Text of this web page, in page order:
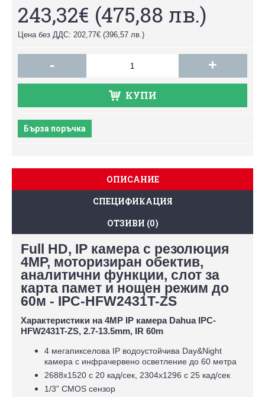
243,32€ (475,88 лв.)
Цена без ДДС: 202,77€ (396,57 лв.)
- +
КУПИ
Бърза поръчка
ОПИСАНИЕ
СПЕЦИФИКАЦИЯ
ОТЗИВИ (0)
Full HD, IP камера с резолюция
4MP, моторизиран обектив,
аналитични функции, слот за
карта памет и нощен режим до
60м - IPC-HFW2431T-ZS
Характеристики на 4MP IP камера Dahua IPC-
HFW2431T-ZS, 2.7-13.5mm, IR 60m
4 мегапикселова IP водоустойчива Day&Night
камера с инфрачервено осветление до 60 метра
2688x1520 с 20 кад/сек, 2304х1296 с 25 кад/сек
1/3” CMOS сензор